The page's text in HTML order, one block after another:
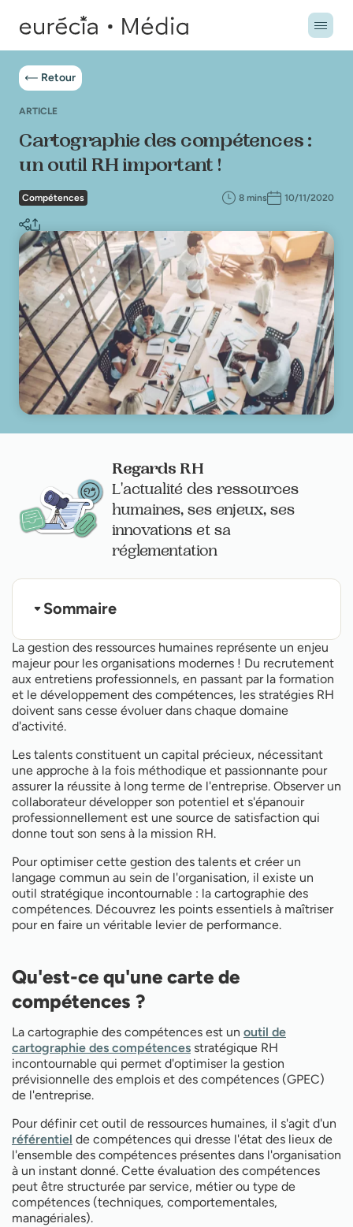
Retour
ARTICLE
Cartographie des compétences :
un outil RH important !
Compétences 8 mins 10/11/2020
La gestion des ressources humaines représente un enjeu
majeur pour les organisations modernes ! Du recrutement
aux entretiens professionnels, en passant par la formation
et le développement des compétences, les stratégies RH
doivent sans cesse évoluer dans chaque domaine
d'activité.
Les talents constituent un capital précieux, nécessitant
une approche à la fois méthodique et passionnante pour
assurer la réussite à long terme de l'entreprise. Observer un
collaborateur développer son potentiel et s'épanouir
professionnellement est une source de satisfaction qui
donne tout son sens à la mission RH.
Pour optimiser cette gestion des talents et créer un
langage commun au sein de l'organisation, il existe un
outil stratégique incontournable : la cartographie des
compétences. Découvrez les points essentiels à maîtriser
pour en faire un véritable levier de performance.
Qu'est-ce qu'une carte de
compétences ?
La cartographie des compétences est un outil de
cartographie des compétences stratégique RH
incontournable qui permet d'optimiser la gestion
prévisionnelle des emplois et des compétences (GPEC)
de l'entreprise.
Pour définir cet outil de ressources humaines, il s'agit d'un
référentiel de compétences qui dresse l'état des lieux de
l'ensemble des compétences présentes dans l'organisation
à un instant donné. Cette évaluation des compétences
peut être structurée par service, métier ou type de
compétences (techniques, comportementales,
managériales).
Regards RH
L'actualité des ressources
humaines, ses enjeux, ses
innovations et sa
réglementation
Sommaire
Qu'est-ce qu'une carte de compétences ?
Comment faire et comment élaborer les étapes
pour réaliser une cartographie des compétences ?
3. En quoi la digitalisation permet d’améliorer la
réalisation d’une cartographie des besoins ?